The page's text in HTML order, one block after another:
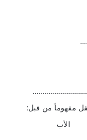
مفهوماً من قبل: